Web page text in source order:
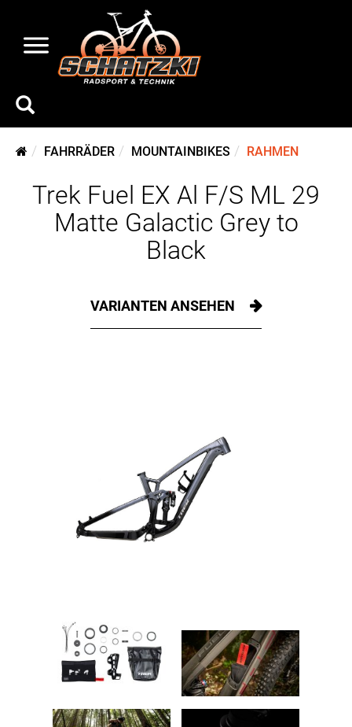
FAHRRÄDER MOUNTAINBIKES RAHMEN
Trek Fuel EX Al F/S ML 29
Matte Galactic Grey to
Black
VARIANTEN ANSEHEN